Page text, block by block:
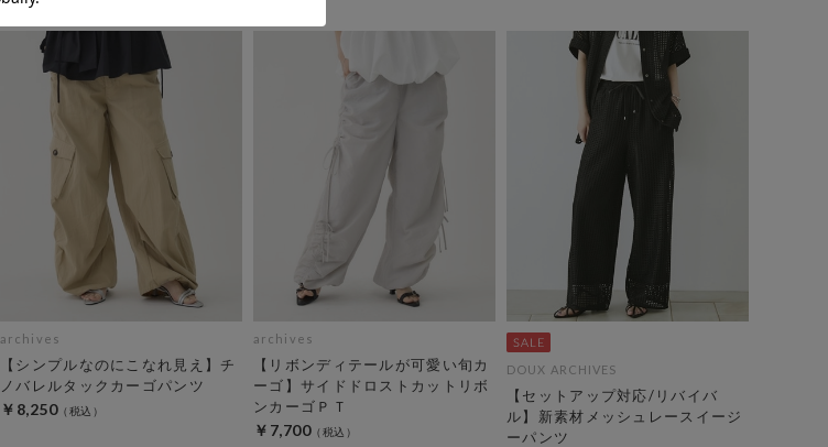
archives
【シンプルなのにこなれ見え】チ
ノバレルタックカーゴパンツ
￥8,250
archives
【リボンディテールが可愛い旬カ
ーゴ】サイドドロストカットリボ
ンカーゴＰＴ
￥7,700
DOUX ARCHIVES
【セットアップ対応/リバイバ
ル】新素材メッシュレースイージ
ーパンツ